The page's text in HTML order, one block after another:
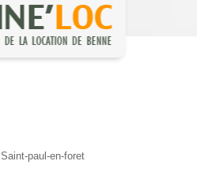
Saint-paul-en-foret